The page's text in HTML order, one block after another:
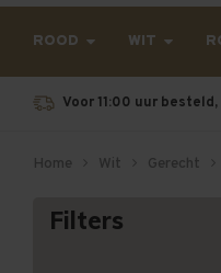
ROOD WIT
Voor 11:00 uur
Home Wit Gerecht
Filters